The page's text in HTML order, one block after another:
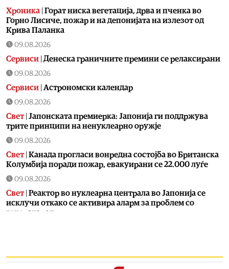
Хроника | Горат ниска вегетација, дрва и пченка во
Горно Лисиче, пожар и на депонијата на излезот од
Крива Паланка
09.08.2026
Сервиси | Денеска граничните премини се релаксирани
09.08.2026
Сервиси | Астрономски календар
09.08.2026
Свет| Јапонската премиерка: Јапонија ги поддржува
трите принципи на ненуклеарно оружје
09.08.2026
Свет| Канада прогласи вонредна состојба во Британска
Колумбија поради пожар, евакуирани се 22.000 луѓе
09.08.2026
Свет| Реактор во нуклеарна централа во Јапонија се
исклучи откако се активира аларм за проблем со
генераторот